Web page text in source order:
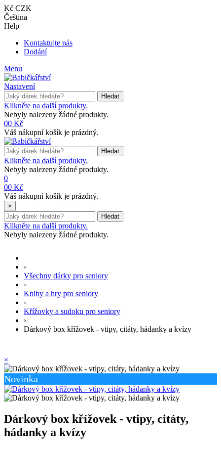
Kč CZK
Čeština
Help
Kontaktujte nás
Dodání
Menu
Nastavení
Hledat
Klikněte na další produkty.
Nebyly nalezeny žádné produkty.
00 Kč
Váš nákupní košík je prázdný.
Hledat
Klikněte na další produkty.
Nebyly nalezeny žádné produkty.
0
00 Kč
Váš nákupní košík je prázdný.
×
Hledat
Klikněte na další produkty.
Nebyly nalezeny žádné produkty.
›
Všechny dárky pro seniory
›
Knihy a hry pro seniory
›
Křížovky a sudoku pro seniory
›
Dárkový box křížovek - vtipy, citáty, hádanky a kvízy
×
Novinka
Dárkový box křížovek - vtipy, citáty,
hádanky a kvízy